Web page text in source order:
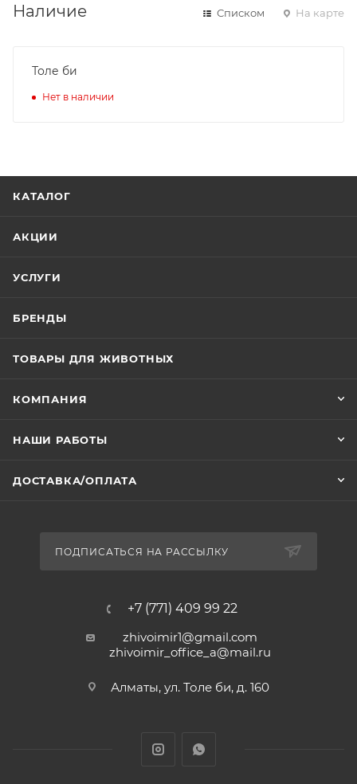
Наличие Списком На карте
Толе би
Нет в наличии
КАТАЛОГ
АКЦИИ
УСЛУГИ
БРЕНДЫ
ТОВАРЫ ДЛЯ ЖИВОТНЫХ
КОМПАНИЯ
НАШИ РАБОТЫ
ДОСТАВКА/ОПЛАТА
ПОДПИСАТЬСЯ НА РАССЫЛКУ
+7 (771) 409 99 22
zhivoimir1@gmail.com
zhivoimir_office_a@mail.ru
Алматы, ул. Толе би, д. 160